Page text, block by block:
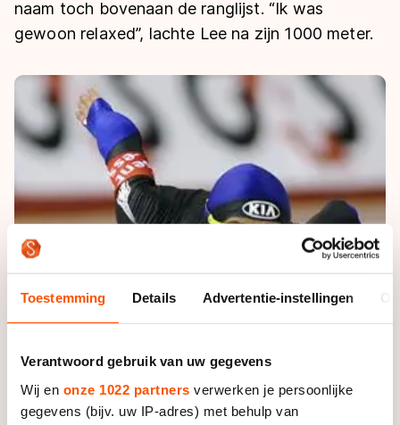
Toestemming Details Advertentie-instellingen
Verantwoord gebruik van uw gegevens
Wij en onze 1022 partners verwerken je persoonlijke
gegevens (bijv. uw IP-adres) met behulp van
Kunstschaatsen
Natuurijs
Marathon
Kunstschaatsen
Ranglijsten Langebaan
Persoonlijke records & tijden
Historie & statistiek
De weg op
Algemene Nederlandse Schaatstijd
Deze zomer de weg op
Waar kan ik schaatsen en skaten?
Schaatsfans
Alles voor jou als schaatsfan
Evenementen
Tickets
Livestreams
Word schaatsfan!
Winacties
Olympische Spelen
Olympische Spelen
Medaille overzicht
Medaillespiegel
naam toch bovenaan de ranglijst. “Ik was
gewoon relaxed”, lachte Lee na zijn 1000 meter.